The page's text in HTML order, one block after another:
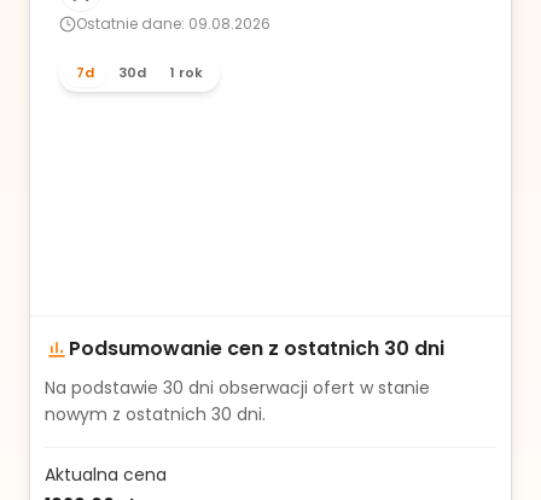
Ostatnie dane: 09.08.2026
7d 30d 1 rok
Podsumowanie cen z ostatnich 30 dni
Na podstawie 30 dni obserwacji ofert w stanie
nowym z ostatnich 30 dni.
Aktualna cena